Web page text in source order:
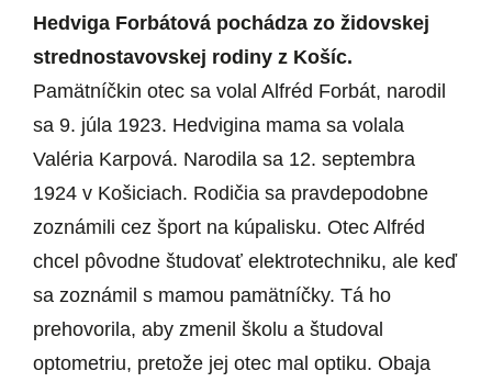
Hedviga Forbátová pochádza zo židovskej
strednostavovskej rodiny z Košíc.
Pamätníčkin otec sa volal Alfréd Forbát, narodil
sa 9. júla 1923. Hedvigina mama sa volala
Valéria Karpová. Narodila sa 12. septembra
1924 v Košiciach. Rodičia sa pravdepodobne
zoznámili cez šport na kúpalisku. Otec Alfréd
chcel pôvodne študovať elektrotechniku, ale keď
sa zoznámil s mamou pamätníčky. Tá ho
prehovorila, aby zmenil školu a študoval
optometriu, pretože jej otec mal optiku. Obaja